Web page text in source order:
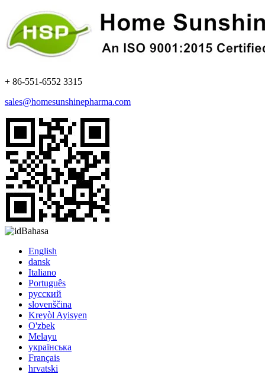
+ 86-551-6552 3315
sales@homesunshinepharma.com
Bahasa
English
dansk
Italiano
Português
русский
slovenščina
Kreyòl Ayisyen
O'zbek
Melayu
українська
Français
hrvatski